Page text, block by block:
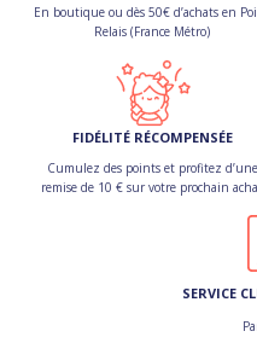
En boutique ou dès 50€ d’achats en
Relais (France Métro)
FIDÉLITÉ RÉCOMPENSÉE
Cumulez des points et profitez d’une
remise de 10 € sur votre prochain
SERVICE